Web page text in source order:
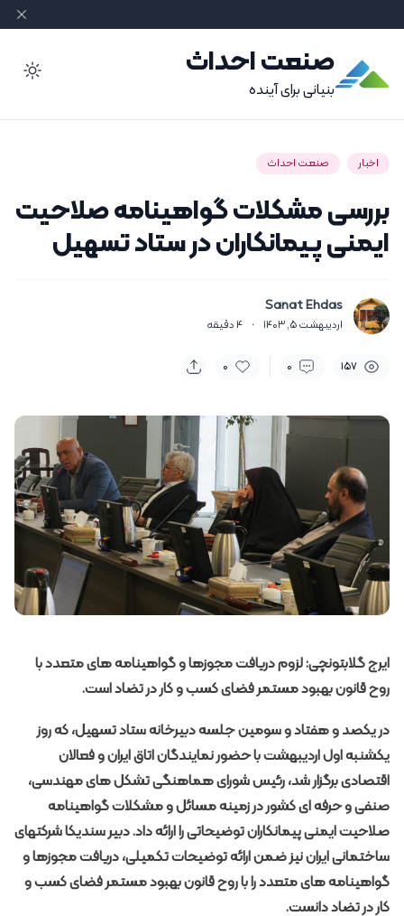
صنعت احداث
بنیانی برای آینده
اخبار صنعت احداث
بررسی مشکلات گواهی­نامه صلاحیت
ایمنی پیمانکاران در ستاد تسهیل
Sanat Ehdas
اردیبهشت 5, 1403 ·
4دقیقه
157
0
0
ایرج گلابتونچی: لزوم دریافت مجوزها و گواهی­نامه­ های متعدد با
روح قانون بهبود مستمر فضای کسب و کار در تضاد است.
در یکصد و هفتاد و سومین جلسه دبیرخانه ستاد تسهیل، که روز
یکشنبه اول اردیبهشت با حضور نمایندگان اتاق ایران و فعالان
اقتصادی برگزار شد،رئیس شورای هماهنگی تشکل های مهندسی،
صنفی و حرفه ­ای کشور در زمینه مسائل و مشکلات گواهی­نامه
صلاحیت ایمنی پیمانکاران توضیحاتی را ارائه داد. دبیر سندیکا شرکتهای
ساختمانی ایران نیز ضمن ارائه توضیحات تکمیلی، دریافت مجوزها و
گواهی­نامه ­های متعدد را با روح قانون بهبود مستمر فضای کسب و
کار در تضاد دانست.